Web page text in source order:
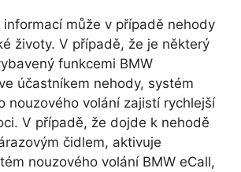
informací může v případě nehody
životy. V případě, že je některý
funkcemi BMW
účastníkem nehody, systém
nouzového volání zajistí rychlejší
V případě, že dojde k nehodě
čidlem, aktivuje
nouzového volání BMW eCall,